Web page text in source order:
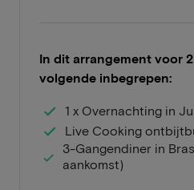
In dit arrangement voor
volgende inbegrepen:
1 x Overnachting in
Live Cooking
3-Gangendiner in
aankomst)